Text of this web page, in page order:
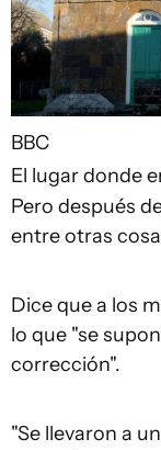
BBC
El lugar donde
Pero después
entre otras
Dice que a los
lo que "se
corrección".
"Se llevaron a